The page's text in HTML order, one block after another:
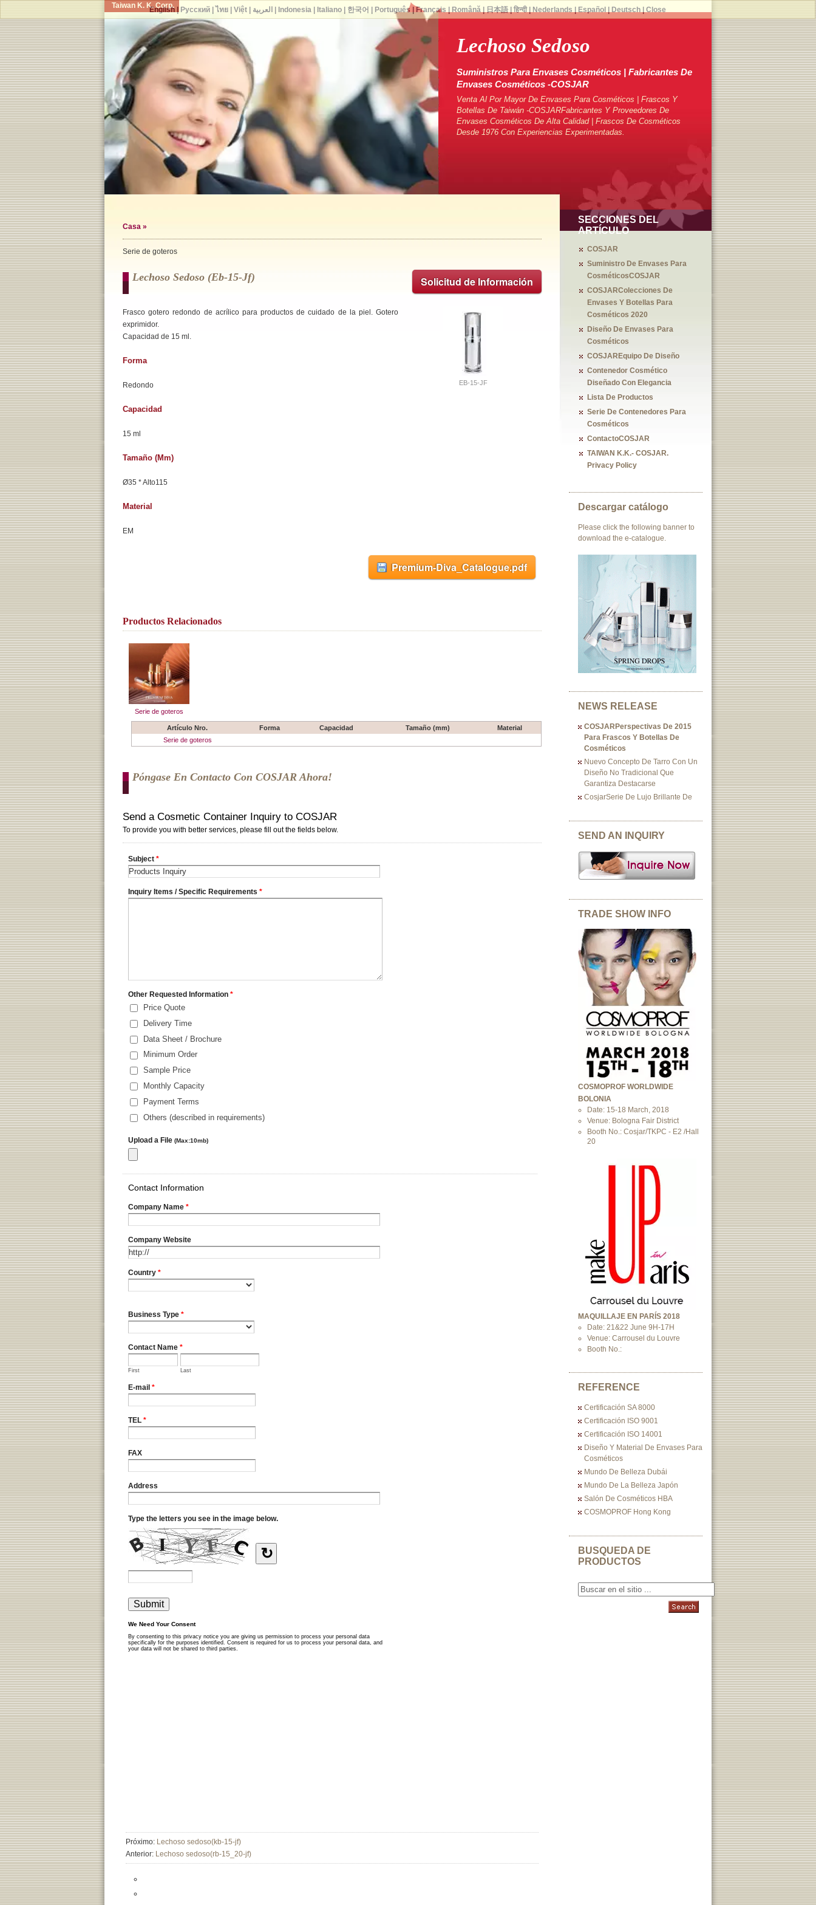
Taiwan K. K. Corp.
Lechoso Sedoso
Suministros Para Envases Cosméticos | Fabricantes De
Envases Cosméticos -COSJAR
Venta Al Por Mayor De Envases Para Cosméticos | Frascos Y
Botellas De Taiwán -COSJARFabricantes Y Proveedores De
Envases Cosméticos De Alta Calidad | Frascos De Cosméticos
Desde 1976 Con Experiencias Experimentadas.
Casa »
Serie de goteros
Solicitud de Información
Lechoso Sedoso (eb-15-Jf)
EB-15-JF
Frasco gotero redondo de acrílico para productos de cuidado de la piel. Gotero
exprimidor.
Capacidad de 15 ml.
Forma
Redondo
Capacidad
15 ml
Tamaño (mm)
Ø35 * Alto115
Material
EM
Premium-Diva_Catalogue.pdf
Productos Relacionados
Serie de goteros
Artículo Nro. Forma Capacidad Tamaño (mm)
Material
Serie de goteros
Póngase En Contacto Con COSJAR Ahora!
Próximo: Lechoso sedoso(kb-15-jf)
Anterior: Lechoso sedoso(rb-15_20-jf)
SECCIONES DEL
ARTÍCULO
COSJAR
Suministro De Envases Para
CosméticosCOSJAR
COSJARColecciones De
Envases Y Botellas Para
Cosméticos 2020
Diseño De Envases Para
Cosméticos
COSJAREquipo De Diseño
Contenedor Cosmético
Diseñado Con Elegancia
Lista De Productos
Serie De Contenedores Para
Cosméticos
ContactoCOSJAR
TAIWAN K.K.- COSJAR.
Privacy Policy
Descargar catálogo
Please click the following banner to
download the e-catalogue.
NEWS RELEASE
COSJARPerspectivas De 2015
Para Frascos Y Botellas De
Cosméticos
Nuevo Concepto De Tarro Con Un
Diseño No Tradicional Que
Garantiza Destacarse
CosjarSerie De Lujo Brillante De
SEND AN INQUIRY
TRADE SHOW INFO
COSMOPROF WORLDWIDE
BOLONIA
Date: 15-18 March, 2018
Venue: Bologna Fair District
Booth No.: Cosjar/TKPC - E2 /Hall
20
MAQUILLAJE EN PARÍS 2018
Date: 21&22 June 9H-17H
Venue: Carrousel du Louvre
Booth No.:
REFERENCE
Certificación SA 8000
Certificación ISO 9001
Certificación ISO 14001
Diseño Y Material De Envases Para
Cosméticos
Mundo De Belleza Dubái
Mundo De La Belleza Japón
Salón De Cosméticos HBA
COSMOPROF Hong Kong
BUSQUEDA DE
PRODUCTOS
English| Русский| ไทย| Việt| العربية Indonesia| Italiano| 한국어 Português Français Română| 日本語| हिन्दी| Nederlands Español Deutsch| Close